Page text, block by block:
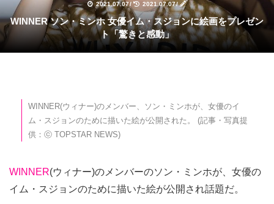
2021.07.07/ 2021.07.07/
WINNER ソン・ミンホ 女優イム・スジョンに絵画をプレゼン
ト「驚きと感動」
WINNER(ウィナー)のメンバー、ソン・ミンホが、女優のイ
ム・スジョンのために描いた絵が公開された。 (記事・写真提
供：ⓒ TOPSTAR NEWS)
WINNER(ウィナー)のメンバーのソン・ミンホが、女優の
イム・スジョンのために描いた絵が公開され話題だ。